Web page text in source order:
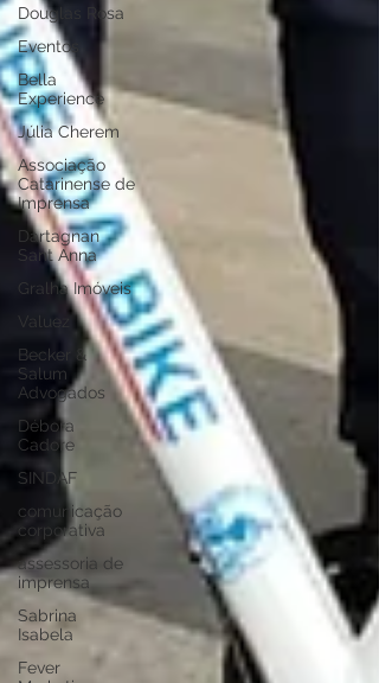
Douglas Rosa
Eventos
Bella
Experience
Júlia Cherem
Associação
Catarinense de
Imprensa
Dartagnan
Sant Anna
Gralha Imóveis
Valuez
Becker &
Salum
Advogados
Débora
Cadore
SINDAF
comunicação
corporativa
assessoria de
imprensa
Sabrina
Isabela
Fever